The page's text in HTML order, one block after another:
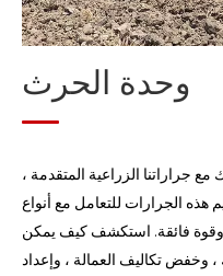
وحدة معالجة القش
وحدة الحرث
جراراتنا الزراعية المتقدمة ،
الجرارات للتعامل مع أنواع
وقوة فائقة. استكشف كيف يمكن
وخفض تكاليف العمالة ، وإعداد